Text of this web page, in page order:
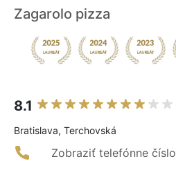
Zagarolo pizza
8.1
Bratislava, Terchovská
Zobraziť telefónne číslo